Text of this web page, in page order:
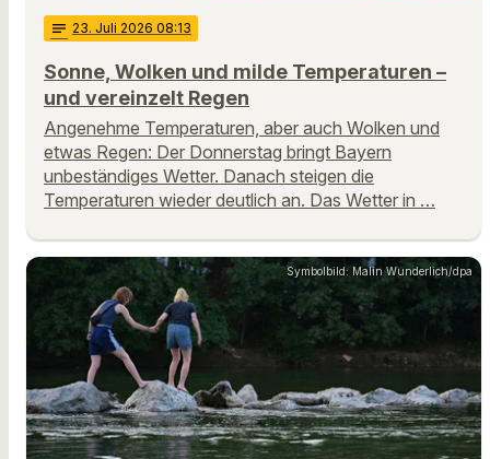
notes 23. Juli 2026 08:13
Sonne, Wolken und milde Temperaturen –
und vereinzelt Regen
Angenehme Temperaturen, aber auch Wolken und
etwas Regen: Der Donnerstag bringt Bayern
unbeständiges Wetter. Danach steigen die
Temperaturen wieder deutlich an. Das Wetter in …
Symbolbild: Malin Wunderlich/dpa